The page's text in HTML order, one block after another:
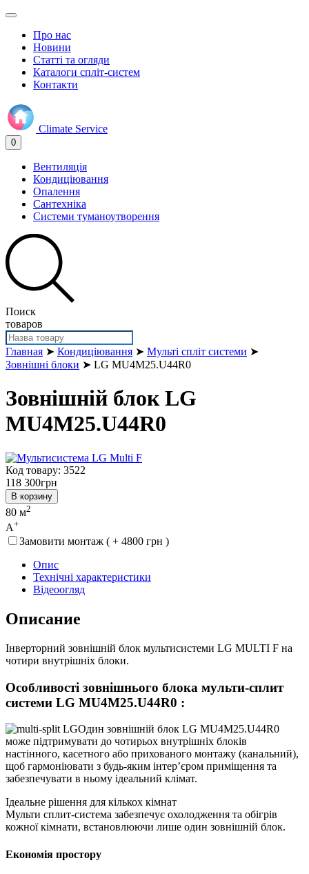
Про нас
Новини
Статті та огляди
Каталоги спліт-систем
Контакти
Climate Service
0
Вентиляція
Кондиціювання
Опалення
Сантехніка
Системи туманоутворення
Поиск
товаров
Главная ➤ Кондиціювання ➤ Мульті спліт системи ➤
Зовнішні блоки ➤ LG MU4M25.U44R0
Зовнішній блок LG
MU4M25.U44R0
Код товару: 3522
118 300грн
В корзину
80 м2
A+
Замовити монтаж ( + 4800 грн )
Опис
Технічні характеристики
Відеоогляд
Описание
Інверторний зовнішній блок мультисистеми LG MULTI F на
чотири внутрішніх блоки.
Особливості зовнішнього блока мульти-сплит
системи LG MU4M25.U44R0 :
Один зовнішній блок LG MU4M25.U44R0
може підтримувати до чотирьох внутрішніх блоків
настінного, касетного або прихованого монтажу (канальний),
щоб гармоніювати з будь-яким інтер’єром приміщення та
забезпечувати в ньому ідеальний клімат.
Ідеальне рішення для кількох кімнат
Мульти сплит-система забезпечує охолодження та обігрів
кожної кімнати, встановлюючи лише один зовнішній блок.
Економія простору